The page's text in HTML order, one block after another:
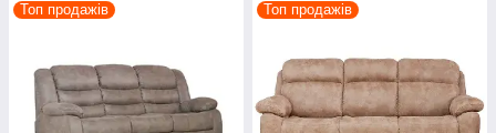
Топ продажів Топ продажів